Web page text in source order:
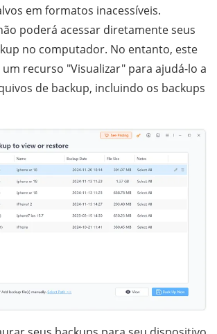
em formatos inacessíveis.
poderá acessar diretamente seus
no computador. No entanto, este
recurso "Visualizar" para ajudá-lo a
de backup, incluindo os backups